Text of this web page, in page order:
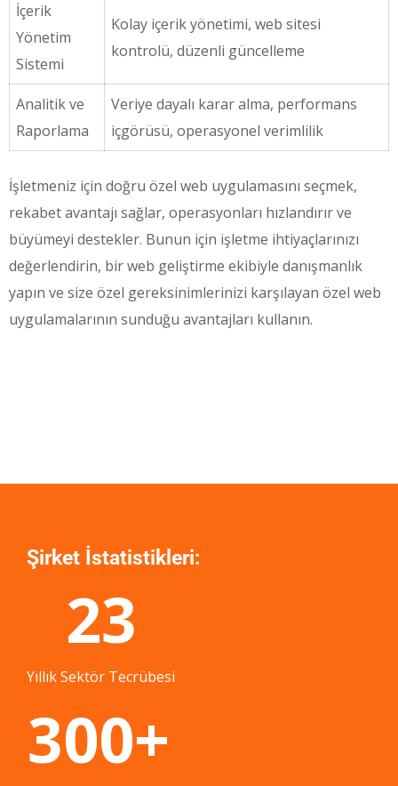
İçerik
Yönetim
Sistemi
Kolay içerik yönetimi, web sitesi
kontrolü, düzenli güncelleme
Analitik ve
Raporlama
Veriye dayalı karar alma, performans
içgörüsü, operasyonel verimlilik
İşletmeniz için doğru özel web uygulamasını seçmek,
rekabet avantajı sağlar, operasyonları hızlandırır ve
büyümeyi destekler. Bunun için işletme ihtiyaçlarınızı
değerlendirin, bir web geliştirme ekibiyle danışmanlık
yapın ve size özel gereksinimlerinizi karşılayan özel web
uygulamalarının sunduğu avantajları kullanın.
Şirket İstatistikleri:
23
Yıllık Sektör Tecrübesi
300+